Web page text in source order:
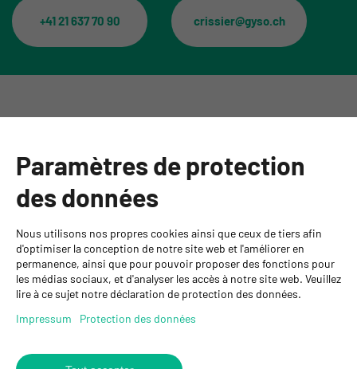
+41 21 637 70 90 crissier@gyso.ch
Informations
GYSO SA
Succursale Crissier
Chemin de Closalet 20
1023 Crissier
+41 21 637 70 90
www.gyso.ch
Paramètres de protection
des données
Nous utilisons nos propres cookies ainsi que ceux de tiers afin
d'optimiser la conception de notre site web et l'améliorer en
permanence, ainsi que pour pouvoir proposer des fonctions pour
les médias sociaux, et d'analyser les accès à notre site web. Veuillez
lire à ce sujet notre déclaration de protection des données.
Impressum
Protection des données